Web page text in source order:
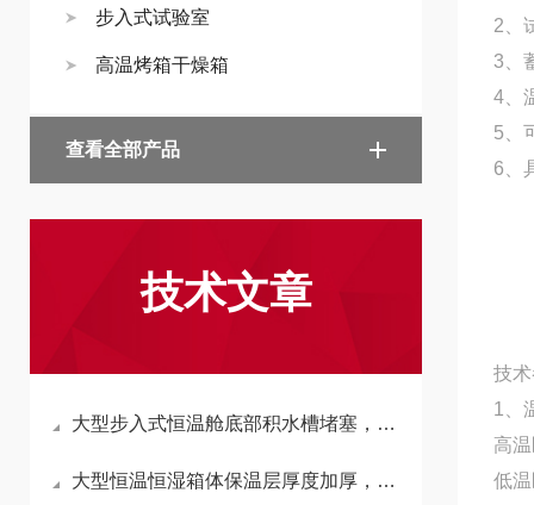
步入式试验室
高温烤箱干燥箱
查看全部产品
技术文章
大型步入式恒温舱底部积水槽堵塞，会反向拉高箱内湿度吗？
大型恒温恒湿箱体保温层厚度加厚，会延长升降温时长吗？
2、
3、
4、
5、
6、
技
1、
高
低